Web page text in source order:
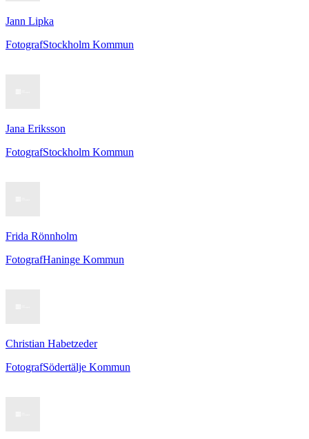
Jann Lipka
FotografStockholm Kommun
Jana Eriksson
FotografStockholm Kommun
Frida Rönnholm
FotografHaninge Kommun
Christian Habetzeder
FotografSödertälje Kommun